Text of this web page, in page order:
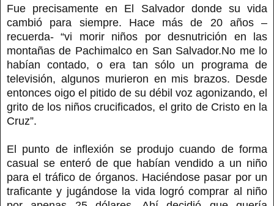
Fue precisamente en El Salvador donde su vida
cambió para siempre. Hace más de 20 años –
recuerda- “vi morir niños por desnutrición en las
montañas de Pachimalco en San Salvador.No me lo
habían contado, o era tan sólo un programa de
televisión, algunos murieron en mis brazos. Desde
entonces oigo el pitido de su débil voz agonizando, el
grito de los niños crucificados, el grito de Cristo en la
Cruz”.
El punto de inflexión se produjo cuando de forma
casual se enteró de que habían vendido a un niño
para el tráfico de órganos. Haciéndose pasar por un
traficante y jugándose la vida logró comprar al niño